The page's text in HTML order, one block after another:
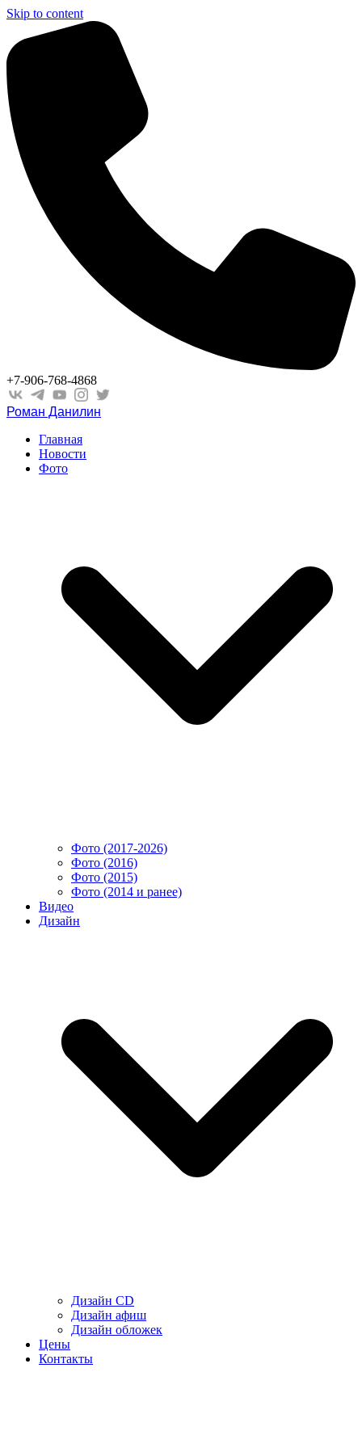
Skip to content
+7-906-768-4868
Роман Данилин
Главная
Новости
Фото
Фото (2017-2026)
Фото (2016)
Фото (2015)
Фото (2014 и ранее)
Видео
Дизайн
Дизайн CD
Дизайн афиш
Дизайн обложек
Цены
Контакты